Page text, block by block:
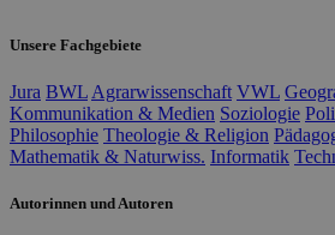
Unsere Fachgebiete
Jura BWL Agrarwissenschaft VWL
Kommunikation & Medien Soziologie
Philosophie Theologie & Religion
Mathematik & Naturwiss. Informatik
Autorinnen und Autoren